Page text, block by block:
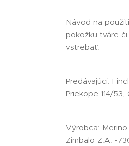
Návod na
pokožku tváre
vstrebať.
Predávajúci:
Priekope 114/53,
Výrobca: Merino
Zimbalo Z.A. -